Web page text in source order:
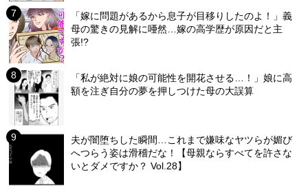
「嫁に問題があるから息子が目移りしたのよ！」義
母の驚きの見解に唖然…嫁の高学歴が原因だと主
張!?
「私が絶対に娘の可能性を開花させる…！」娘に高
額を注ぎ自分の夢を押しつけた母の大誤算
夫が闇堕ちした瞬間…これまで嫌味なヤツらが媚び
へつらう姿は滑稽だな！【母親ならすべてを許さな
いとダメですか？ Vol.28】